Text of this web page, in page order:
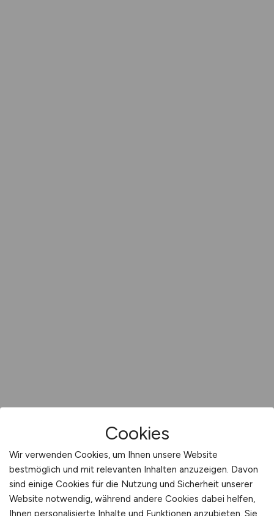
Cookies
Wir verwenden Cookies, um Ihnen unsere Website
bestmöglich und mit relevanten Inhalten anzuzeigen. Davon
sind einige Cookies für die Nutzung und Sicherheit unserer
Website notwendig, während andere Cookies dabei helfen,
Ihnen personalisierte Inhalte und Funktionen anzubieten. Sie